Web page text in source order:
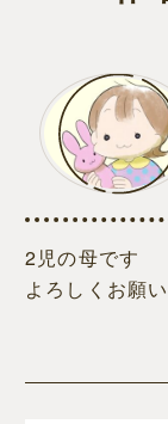
2児の母です
よろしくお願